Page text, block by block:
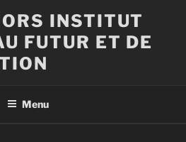
INSTITUT
FUTUR ET DE
Menu